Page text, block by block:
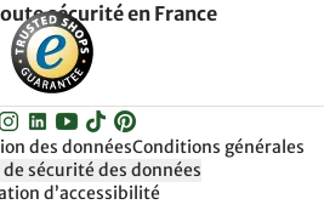
sécurité en France
des donnéesConditions générales
sécurité des données
d’accessibilité